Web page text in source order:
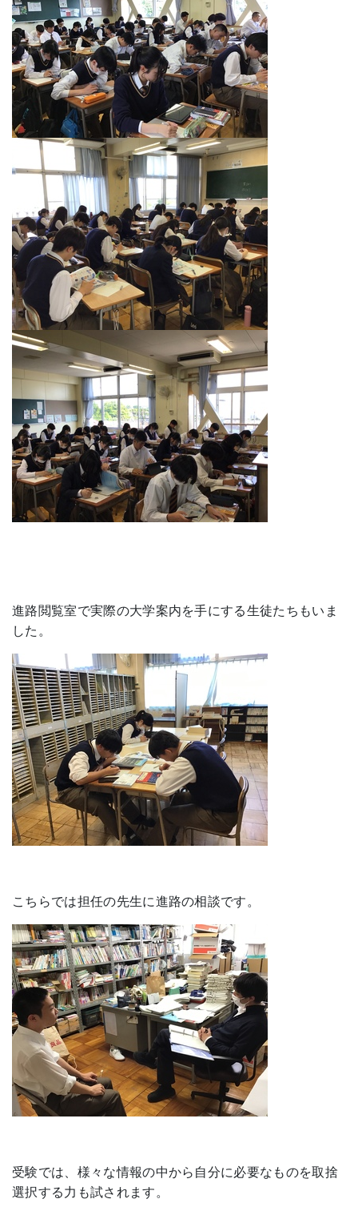
進路閲覧室で実際の大学案内を手にする生徒たちもいま
した。
こちらでは担任の先生に進路の相談です。
受験では、様々な情報の中から自分に必要なものを取捨
選択する力も試されます。